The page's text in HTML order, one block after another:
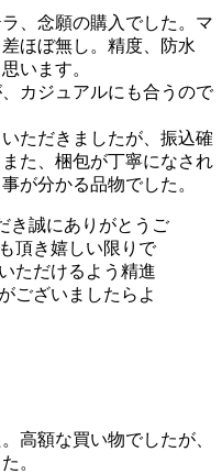
、念願の購入でした。マ
ほぼ無し。精度、防水
います。
カジュアルにも合うので
ただきましたが、振込確
た、梱包が丁寧になされ
が分かる品物でした。
き誠にありがとうご
頂き嬉しい限りで
ただけるよう精進
ございましたらよ
高額な買い物でしたが、
。